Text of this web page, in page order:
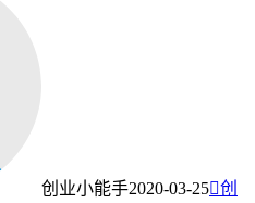
创业小能手2020-03-25创